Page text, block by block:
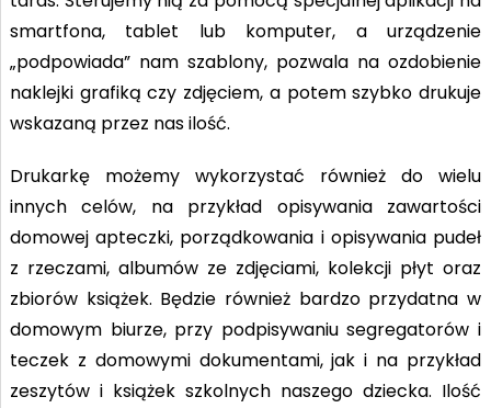
smartfona, tablet lub komputer, a urządzenie
„podpowiada” nam szablony, pozwala na ozdobienie
naklejki grafiką czy zdjęciem, a potem szybko drukuje
wskazaną przez nas ilość.
Drukarkę możemy wykorzystać również do wielu
innych celów, na przykład opisywania zawartości
domowej apteczki, porządkowania i opisywania pudeł
z rzeczami, albumów ze zdjęciami, kolekcji płyt oraz
zbiorów książek. Będzie również bardzo przydatna w
domowym biurze, przy podpisywaniu segregatorów i
teczek z domowymi dokumentami, jak i na przykład
zeszytów i książek szkolnych naszego dziecka. Ilość